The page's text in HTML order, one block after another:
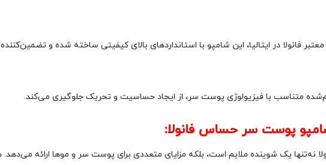
فانولا در ایتالیا، این شامپو با استانداردهای بالای کیفیتی ساخته شده و
شامپو پوست سر حساس فانولا:
یک شوینده ملایم است، بلکه مزایای متعددی برای پوست سر و موها ارائه می‌دهد.